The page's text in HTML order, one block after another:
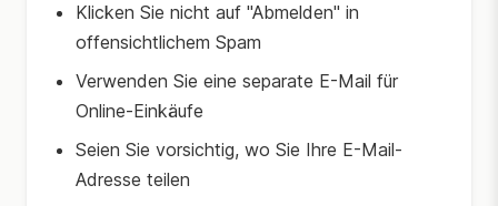
Klicken Sie nicht auf "Abmelden" in
offensichtlichem Spam
Verwenden Sie eine separate E-Mail für
Online-Einkäufe
Seien Sie vorsichtig, wo Sie Ihre E-Mail-
Adresse teilen